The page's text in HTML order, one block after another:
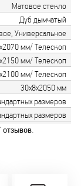
Матовое стекло
Дуб дымчатый
Универсальное
мм/ Телескоп
мм/ Телескоп
мм/ Телескоп
30х8х2050 мм
размеров
размеров
отзывов.